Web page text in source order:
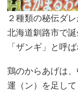
２種類の秘伝ダ
北海道釧路市で誕
「ザンギ」と呼
鶏のからあげは、
運（ン）を足して